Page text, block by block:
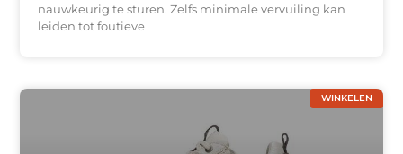
nauwkeurig te sturen. Zelfs minimale vervuiling kan
leiden tot foutieve
WINKELEN